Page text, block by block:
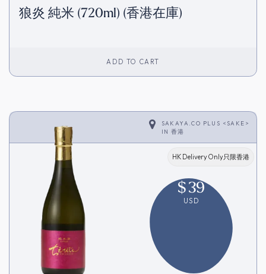
狼炎 純米 (720ml) (香港在庫)
ADD TO CART
SAKAYA.CO PLUS <SAKE>
IN 香港
HK Delivery Only只限香港
$39
USD